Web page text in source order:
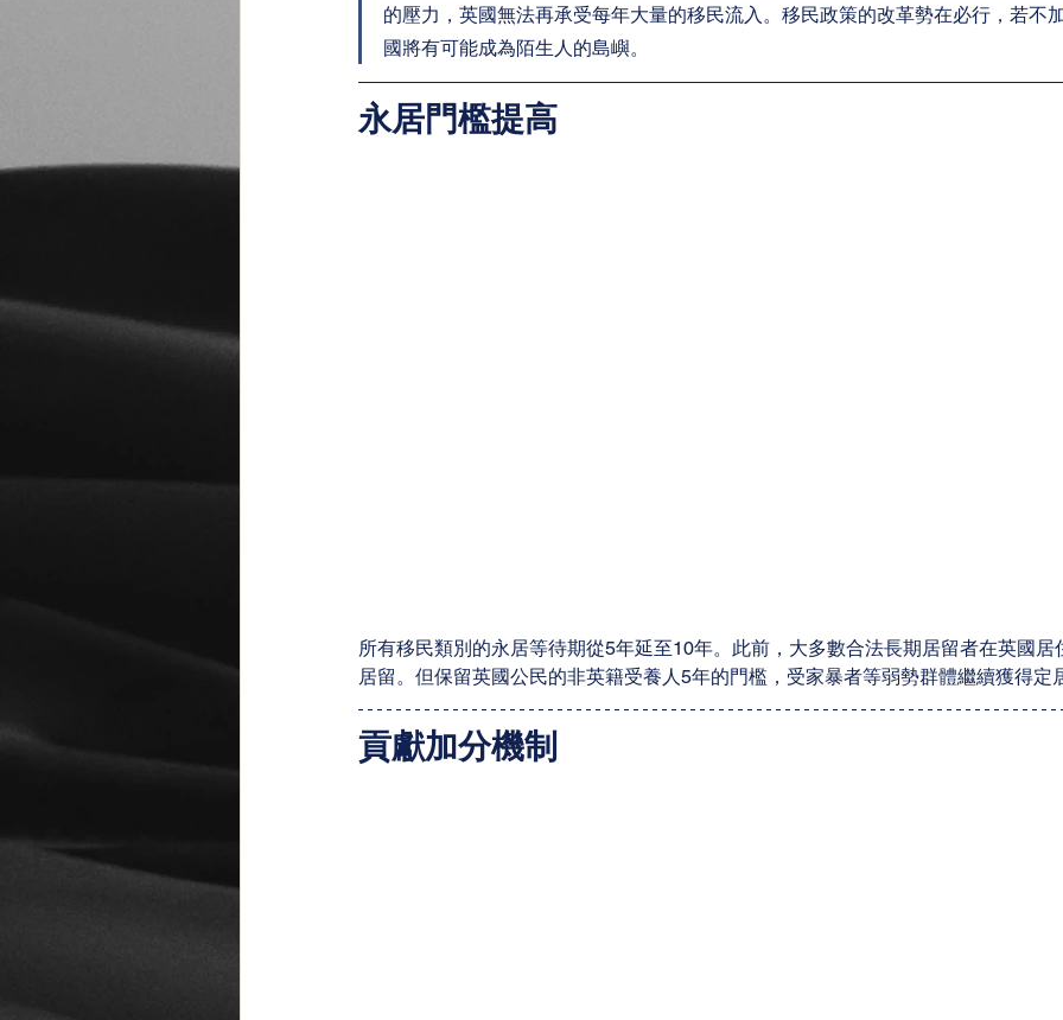
的壓力，英國無法再承受每年大量的移民流入。移民政策的改革勢在必行，若不
國將有可能成為陌生人的島嶼。
永居門檻提高
所有移民類別的永居等待期從5年延至10年。此前，大多數合法長期居留者在英國居
居留。但保留英國公民的非英籍受養人5年的門檻，受家暴者等弱勢群體繼續獲得定
貢獻加分機制